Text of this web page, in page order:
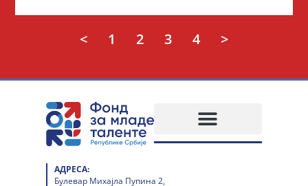
< 1 2 3 4 >
АДРЕСА:
Булевар Михајла Пупина 2,